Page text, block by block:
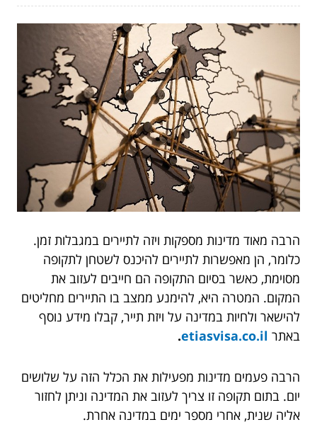
הרבה מאוד מדינות מספקות ויזה לתיירים במגבלות זמן.
כלומר, הן מאפשרות לתיירים להיכנס לשטחן לתקופה
מסוימת, כאשר בסיום התקופה הם חייבים לעזוב את
המקום. המטרה היא, להימנע ממצב בו התיירים מחליטים
להישאר ולחיות במדינה על ויזת תייר, קבלו מידע נוסף
באתר etiasvisa.co.il
.
הרבה פעמים מדינות מפעילות את הכלל הזה על שלושים
יום. בתום תקופה זו צריך לעזוב את המדינה וניתן לחזור
אליה שנית, אחרי מספר ימים במדינה אחרת.